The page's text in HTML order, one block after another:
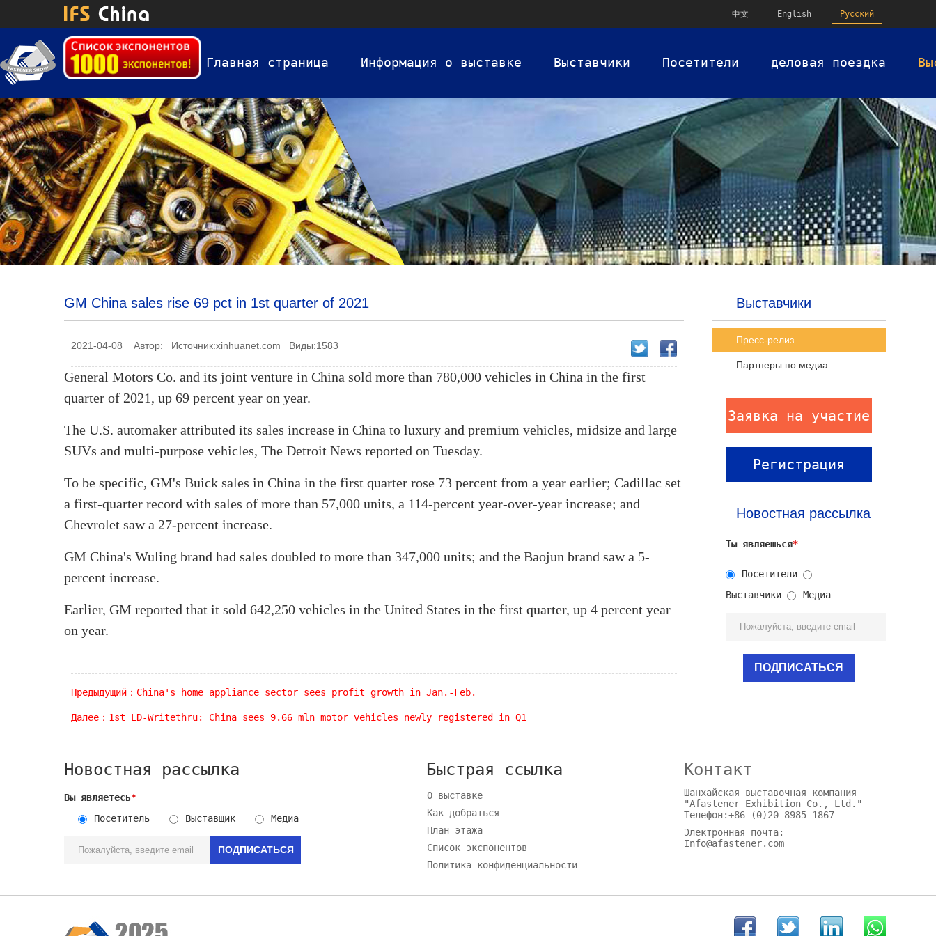
中文 English Русский
Главная страница Информация о выставке Выставчики Посетители деловая поездка
Выставчики
Пресс-релиз
Партнеры по медиа
Заявка на участие
Регистрация
Новостная рассылка
Ты являешься*
Посетители
Выставчики
Медиа
GM China sales rise 69 pct in 1st quarter of 2021
2021-04-08 Автор: Источник:xinhuanet.com Виды:1583
General Motors Co. and its joint venture in China sold more than 780,000 vehicles in China in the first
quarter of 2021, up 69 percent year on year.
The U.S. automaker attributed its sales increase in China to luxury and premium vehicles, midsize and large
SUVs and multi-purpose vehicles, The Detroit News reported on Tuesday.
To be specific, GM's Buick sales in China in the first quarter rose 73 percent from a year earlier; Cadillac set
a first-quarter record with sales of more than 57,000 units, a 114-percent year-over-year increase; and
Chevrolet saw a 27-percent increase.
GM China's Wuling brand had sales doubled to more than 347,000 units; and the Baojun brand saw a 5-
percent increase.
Earlier, GM reported that it sold 642,250 vehicles in the United States in the first quarter, up 4 percent year
on year.
Предыдущий：China's home appliance sector sees profit growth in Jan.-Feb.
Далее：1st LD-Writethru: China sees 9.66 mln motor vehicles newly registered in Q1
Новостная рассылка
Вы являетесь*
Посетитель
Выставщик Медиа
Быстрая ссылка
О выставке
Как добраться
План этажа
Список экспонентов
Политика конфиденциальности
Контакт
Шанхайская выставочная компания
"Afastener Exhibition Co., Ltd."
Телефон:+86 (0)20 8985 1867
Электронная почта:
Info@afastener.com